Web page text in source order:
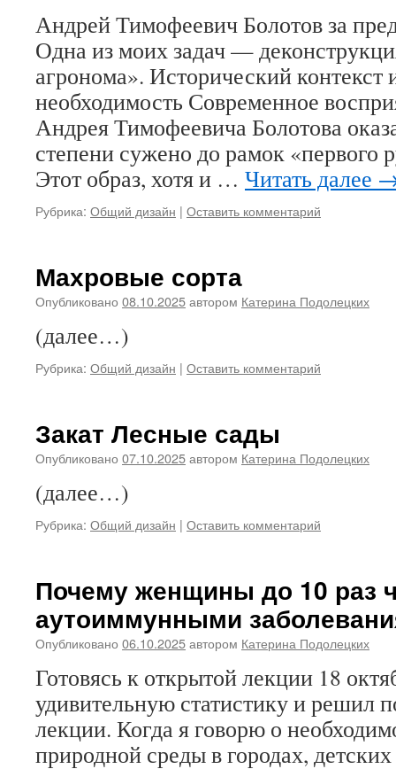
Андрей Тимофеевич Болотов за
Одна из моих задач —
агронома». Исторический контекст
необходимость Современное
Андрея Тимофеевича Болотова
степени сужено до рамок «первого
Этот образ, хотя и … Читать далее
Рубрика: Общий дизайн | Оставить комментарий
Махровые сорта
Опубликовано 08.10.2025автором Катерина Подолецких
(далее…)
Рубрика: Общий дизайн | Оставить комментарий
Закат Лесные сады
Опубликовано 07.10.2025автором Катерина Подолецких
(далее…)
Рубрика: Общий дизайн | Оставить комментарий
Почему женщины до 10 раз
аутоиммунными
Опубликовано 06.10.2025автором Катерина Подолецких
Готовясь к открытой лекции 18
удивительную статистику и решил
лекции. Когда я говорю о
природной среды в городах,